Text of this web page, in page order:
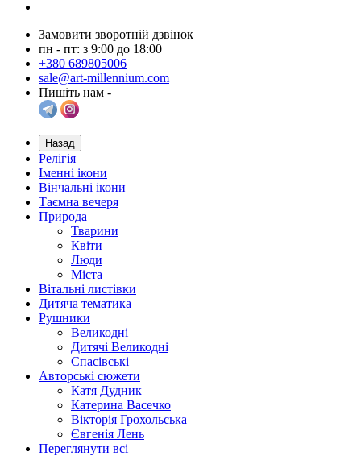
Замовити зворотній дзвінок
пн - пт: з 9:00 до 18:00
+380 689805006
sale@art-millennium.com
Пишіть нам -
Назад
Релігія
Іменні ікони
Вінчальні ікони
Таємна вечеря
Природа
Тварини
Квіти
Люди
Міста
Вітальні листівки
Дитяча тематика
Рушники
Великодні
Дитячі Великодні
Спасівські
Авторські сюжети
Катя Дудник
Катерина Васечко
Вікторія Грохольська
Євгенія Лень
Переглянути всі